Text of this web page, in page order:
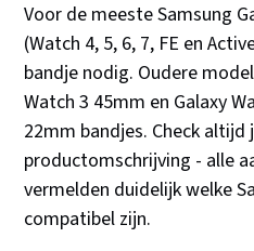
Voor de meeste Samsung
(Watch 4, 5, 6, 7, FE en
bandje nodig. Oudere
Watch 3 45mm en Galaxy
22mm bandjes. Check altijd
productomschrijving - alle
vermelden duidelijk welke
compatibel zijn.